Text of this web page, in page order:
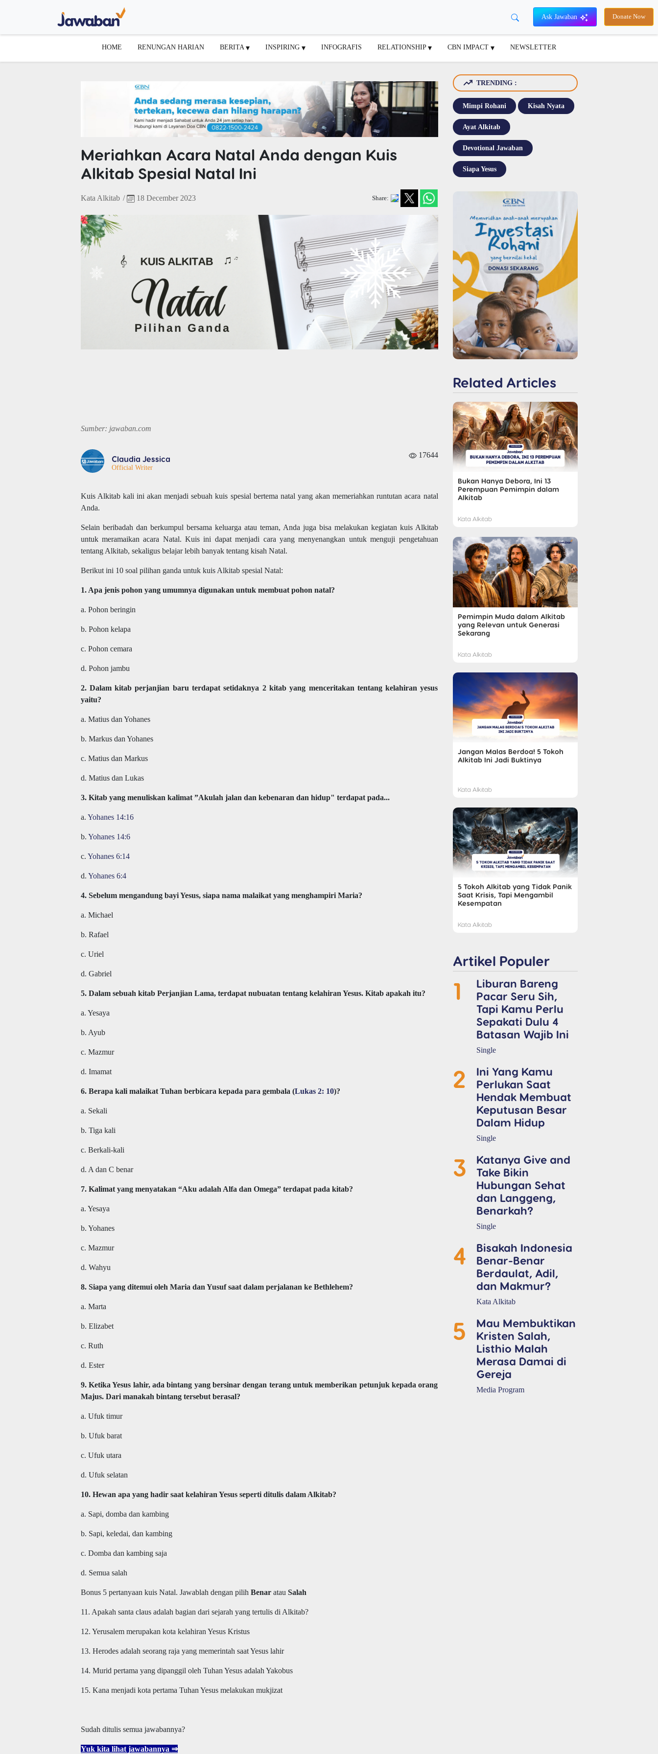
Ask Jawaban Donate Now
HOME RENUNGAN HARIAN BERITA INSPIRING INFOGRAFIS RELATIONSHIP CBN IMPACT NEWSLETTER
Meriahkan Acara Natal Anda dengan Kuis
Alkitab Spesial Natal Ini
Kata Alkitab / 18 December 2023 Share:
Sumber: jawaban.com
Claudia Jessica
Official Writer
17644
Kuis Alkitab kali ini akan menjadi sebuah kuis spesial bertema natal yang akan memeriahkan runtutan acara natal
Anda.
Selain beribadah dan berkumpul bersama keluarga atau teman, Anda juga bisa melakukan kegiatan kuis Alkitab
untuk meramaikan acara Natal. Kuis ini dapat menjadi cara yang menyenangkan untuk menguji pengetahuan
tentang Alkitab, sekaligus belajar lebih banyak tentang kisah Natal.
Berikut ini 10 soal pilihan ganda untuk kuis Alkitab spesial Natal:
1. Apa jenis pohon yang umumnya digunakan untuk membuat pohon natal?
a. Pohon beringin
b. Pohon kelapa
c. Pohon cemara
d. Pohon jambu
2. Dalam kitab perjanjian baru terdapat setidaknya 2 kitab yang menceritakan tentang kelahiran yesus
yaitu?
a. Matius dan Yohanes
b. Markus dan Yohanes
c. Matius dan Markus
d. Matius dan Lukas
3. Kitab yang menuliskan kalimat ”Akulah jalan dan kebenaran dan hidup" terdapat pada...
a. Yohanes 14:16
b. Yohanes 14:6
c. Yohanes 6:14
d. Yohanes 6:4
4. Sebelum mengandung bayi Yesus, siapa nama malaikat yang menghampiri Maria?
a. Michael
b. Rafael
c. Uriel
d. Gabriel
5. Dalam sebuah kitab Perjanjian Lama, terdapat nubuatan tentang kelahiran Yesus. Kitab apakah itu?
a. Yesaya
b. Ayub
c. Mazmur
d. Imamat
6. Berapa kali malaikat Tuhan berbicara kepada para gembala (Lukas 2: 10)?
a. Sekali
b. Tiga kali
c. Berkali-kali
d. A dan C benar
7. Kalimat yang menyatakan “Aku adalah Alfa dan Omega” terdapat pada kitab?
a. Yesaya
b. Yohanes
c. Mazmur
d. Wahyu
8. Siapa yang ditemui oleh Maria dan Yusuf saat dalam perjalanan ke Bethlehem?
a. Marta
b. Elizabet
c. Ruth
d. Ester
9. Ketika Yesus lahir, ada bintang yang bersinar dengan terang untuk memberikan petunjuk kepada orang
Majus. Dari manakah bintang tersebut berasal?
a. Ufuk timur
b. Ufuk barat
c. Ufuk utara
d. Ufuk selatan
10. Hewan apa yang hadir saat kelahiran Yesus seperti ditulis dalam Alkitab?
a. Sapi, domba dan kambing
b. Sapi, keledai, dan kambing
c. Domba dan kambing saja
d. Semua salah
Bonus 5 pertanyaan kuis Natal. Jawablah dengan pilih Benaratau Salah
11. Apakah santa claus adalah bagian dari sejarah yang tertulis di Alkitab?
12. Yerusalem merupakan kota kelahiran Yesus Kristus
13. Herodes adalah seorang raja yang memerintah saat Yesus lahir
14. Murid pertama yang dipanggil oleh Tuhan Yesus adalah Yakobus
15. Kana menjadi kota pertama Tuhan Yesus melakukan mukjizat
Sudah ditulis semua jawabannya?
Yuk kita lihat jawabannya ⇒
TRENDING :
Mimpi Rohani Kisah Nyata
Ayat Alkitab
Devotional Jawaban
Siapa Yesus
Related Articles
Bukan Hanya Debora, Ini 13
Perempuan Pemimpin dalam
Alkitab
Kata Alkitab
Pemimpin Muda dalam Alkitab
yang Relevan untuk Generasi
Sekarang
Kata Alkitab
Jangan Malas Berdoa! 5 Tokoh
Alkitab Ini Jadi Buktinya
Kata Alkitab
5 Tokoh Alkitab yang Tidak Panik
Saat Krisis, Tapi Mengambil
Kesempatan
Kata Alkitab
Artikel Populer
1
Liburan Bareng
Pacar Seru Sih,
Tapi Kamu Perlu
Sepakati Dulu 4
Batasan Wajib Ini
Single
2
Ini Yang Kamu
Perlukan Saat
Hendak Membuat
Keputusan Besar
Dalam Hidup
Single
3
Katanya Give and
Take Bikin
Hubungan Sehat
dan Langgeng,
Benarkah?
Single
4
Bisakah Indonesia
Benar-Benar
Berdaulat, Adil,
dan Makmur?
Kata Alkitab
5
Mau Membuktikan
Kristen Salah,
Listhio Malah
Merasa Damai di
Gereja
Media Program